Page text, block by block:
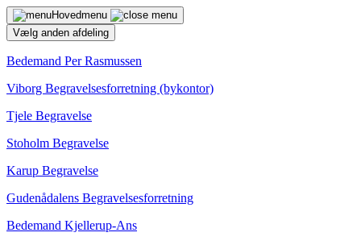
Hovedmenu
Vælg anden afdeling
Bedemand Per Rasmussen
Viborg Begravelsesforretning (bykontor)
Tjele Begravelse
Stoholm Begravelse
Karup Begravelse
Gudenådalens Begravelsesforretning
Bedemand Kjellerup-Ans